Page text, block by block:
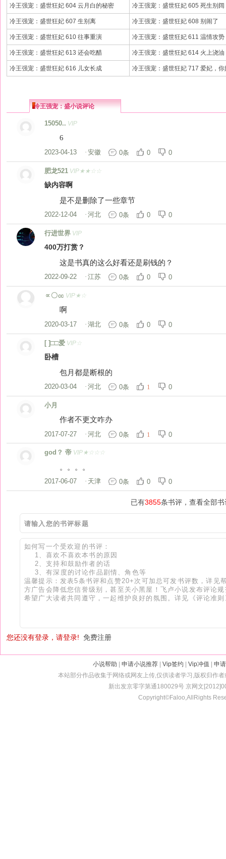
冷王强宠：盛世狂妃 604 云月白的秘密 冷王强宠：盛世狂妃 605 死生别阔
冷王强宠：盛世狂妃 607 生别离 冷王强宠：盛世狂妃 608 别闹了
冷王强宠：盛世狂妃 610 往事重演 冷王强宠：盛世狂妃 611 温情攻势
冷王强宠：盛世狂妃 613 还会吃醋 冷王强宠：盛世狂妃 614 火上浇油
冷王强宠：盛世狂妃 616 儿女长成 冷王强宠：盛世狂妃 717 爱妃，你
冷王强宠：盛小说评论
15050.. VIP
6
2023-04-13 · 安徽 0条 0 0
肥龙521 VIP★★☆☆
缺内容啊
是不是删除了一些章节
2022-12-04 · 河北 0条 0 0
行进世界 VIP
400万打赏？
这是书真的这么好看还是刷钱的？
2022-09-22 · 江苏 0条 0 0
∝〇㏄ VIP★☆
啊
2020-03-17 · 湖北 0条 0 0
[ ]□□爱 VIP☆
卧槽
包月都是断根的
2020-03-04 · 河北 0条 1 0
小月
作者不更文咋办
2017-07-27 · 河北 0条 1 0
god？ 帝 VIP★☆☆☆
。。。。
2017-06-07 · 天津 0条 0 0
已有3855条书评，查看全部书
您还没有登录，请登录! 免费注册
小说帮助 申请小说推荐| Vip签约 Vip冲值
申
本站部分作品收集于网络或网友上传,仅供读者学习,版权归作
新出发京零字第通180029号 京网文
Copyright©Faloo,AllRights